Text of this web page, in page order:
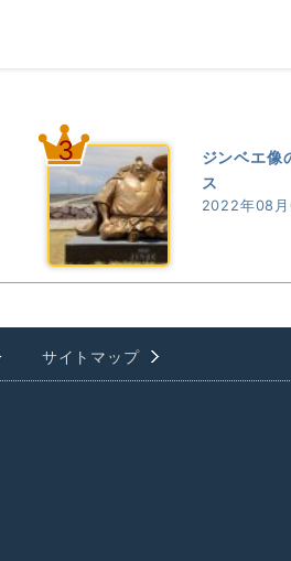
3
ジンベエ像
ス
2022年08月
サイトマップ